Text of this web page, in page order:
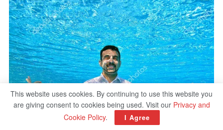
This website uses cookies. By continuing to use this website you
are giving consent to cookies being used. Visit our Privacy and
Cookie Policy. I Agree